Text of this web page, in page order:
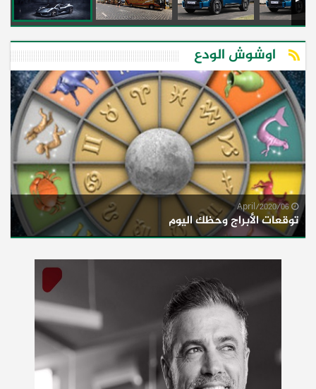
اوشوش الودع
توقعات الأبراج وحظك اليوم